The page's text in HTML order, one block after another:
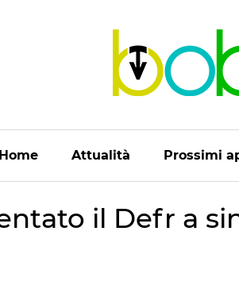
Home Attualità Prossimi
il Defr a